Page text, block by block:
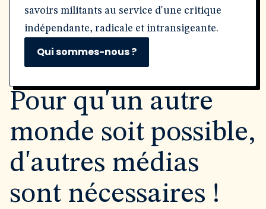
savoirs militants au service d'une critique
indépendante, radicale et intransigeante.
Qui sommes-nous ?
Pour qu'un autre
monde soit possible,
d'autres médias
sont nécessaires !